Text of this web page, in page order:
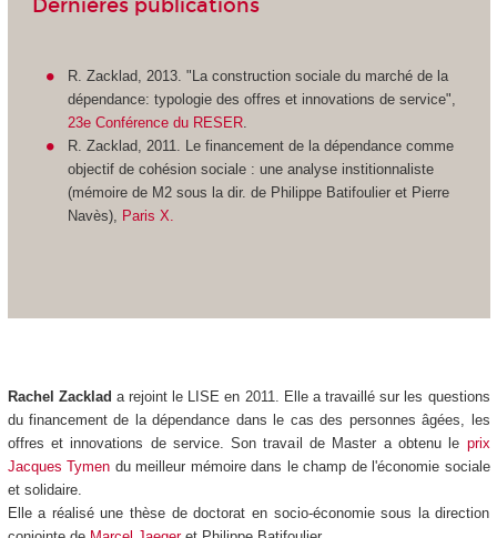
Dernières publications
R. Zacklad, 2013. "La construction sociale du marché de la
dépendance: typologie des offres et innovations de service",
23e Conférence du RESER.
R. Zacklad, 2011. Le financement de la dépendance comme
objectif de cohésion sociale : une analyse institionnaliste
(mémoire de M2 sous la dir. de Philippe Batifoulier et Pierre
Navès), Paris X.
Rachel Zacklad a rejoint le LISE en 2011. Elle a travaillé sur les questions
du financement de la dépendance dans le cas des personnes âgées, les
offres et innovations de service. Son travail de Master a obtenu le prix
Jacques Tymen du meilleur mémoire dans le champ de l'économie sociale
et solidaire.
Elle a réalisé une thèse de doctorat en socio-économie sous la direction